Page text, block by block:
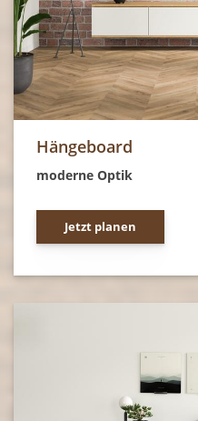
Hängeboard
moderne Optik
Jetzt planen